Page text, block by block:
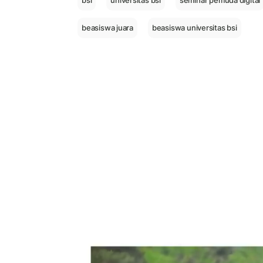
beasiswa juara beasiswa universitas bsi